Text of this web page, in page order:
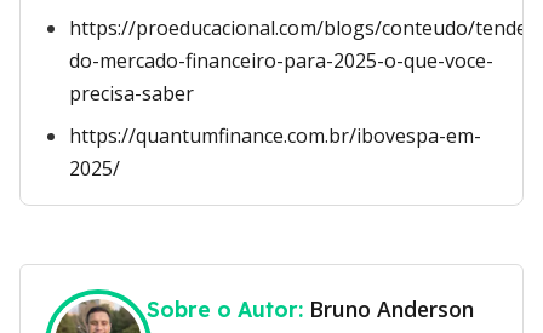
https://proeducacional.com/blogs/conteudo/
do-mercado-financeiro-para-2025-o-que-voce-
precisa-saber
https://quantumfinance.com.br/ibovespa-em-
2025/
Sobre o Autor: Bruno Anderson